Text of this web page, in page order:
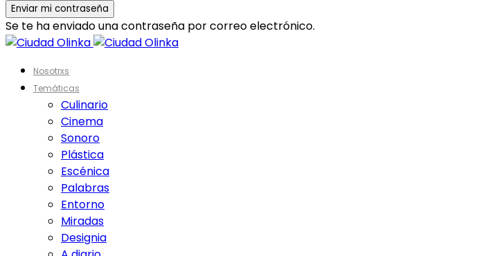
Se te ha enviado una contraseña por correo electrónico.
Nosotrxs
Temáticas
Culinario
Cinema
Sonoro
Plástica
Escénica
Palabras
Entorno
Miradas
Designia